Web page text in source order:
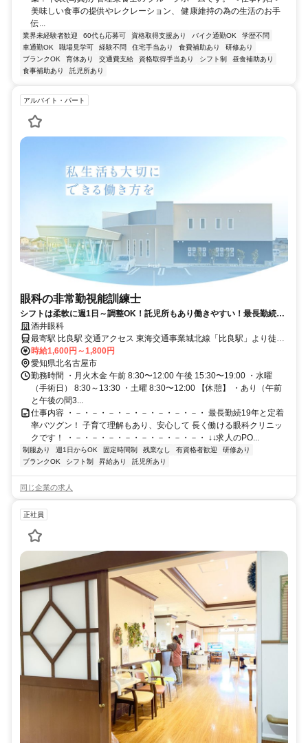
美味しい食事の提供やレクレーション、 健康維持の為の生活のお手
伝...
業界未経験者歓迎 60代も応募可 資格取得支援あり バイク通勤OK
学歴不問
車通勤OK
職場見学可 経験不問 住宅手当あり 食費補助あり
研修あり
ブランクOK
育休あり 交通費支給 資格取得手当あり シフト制
昼食補助あり
食事補助あり
託児所あり
アルバイト・パート
眼科の非常勤視能訓練士
シフトは柔軟に週1日～調整OK！託児所もあり働きやすい！最長勤続19
年と定着率抜群！
酒井眼科
最寄駅 比良駅 交通アクセス 東海交通事業城北線「比良駅」より徒歩
16分
時給1,600円～1,800円
愛知県北名古屋市
勤務時間 ・月火木金 午前 8:30〜12:00 午後 15:30〜19:00 ・水曜
（手術日） 8:30～13:30 ・土曜 8:30〜12:00 【休憩】 ・あり（午前
と午後の間3...
仕事内容 ・－・－・－・－・－・－・－・－・ 最長勤続19年と定着
率バツグン！ 子育て理解もあり、安心して 長く働ける眼科クリニッ
クです！ ・－・－・－・－・－・－・－・－・ ↓↓求人のPO...
制服あり 週1日からOK 固定時間制 残業なし 有資格者歓迎
研修あり
ブランクOK
シフト制 昇給あり 託児所あり
同じ企業の求人
正社員